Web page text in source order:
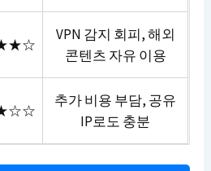
VPN 감지 회피, 해외
콘텐츠 자유 이용
추가 비용 부담, 공유
IP로도 충분